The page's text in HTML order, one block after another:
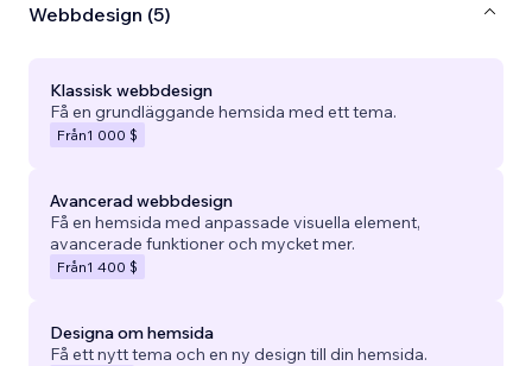
Webbdesign (5)
Klassisk webbdesign
Få en grundläggande hemsida med ett tema.
Från1 000 $
Avancerad webbdesign
Få en hemsida med anpassade visuella element,
avancerade funktioner och mycket mer.
Från1 400 $
Designa om hemsida
Få ett nytt tema och en ny design till din hemsida.